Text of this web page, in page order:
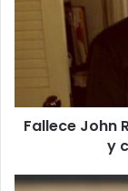
dibujante
Spiderman
cocreador
deFallece John
y
Diputada